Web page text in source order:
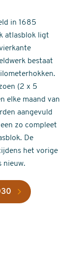
in 1685
atlasblok ligt
bestaat
(2 x 5
elke maand van
aangevuld
zo compleet
De
het vorige
nieuw.